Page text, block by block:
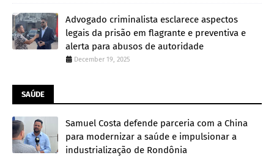
Advogado criminalista esclarece aspectos
legais da prisão em flagrante e preventiva e
alerta para abusos de autoridade
December 19, 2025
SAÚDE
Samuel Costa defende parceria com a China
para modernizar a saúde e impulsionar a
industrialização de Rondônia